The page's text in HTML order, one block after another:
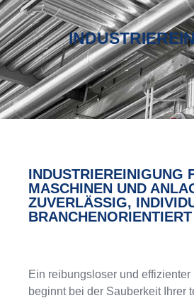
INDUSTRIEREINIGUNG
MASCHINEN UND
ZUVERLÄSSIG,
BRANCHENORIENTIERT
Ein reibungsloser und
beginnt bei der Sauberkeit Ihrer